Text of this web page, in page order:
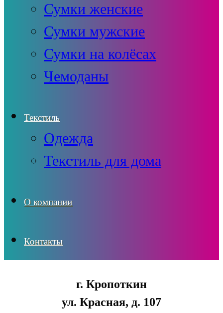
Сумки женские
Сумки мужские
Сумки на колёсах
Чемоданы
Текстиль
Одежда
Текстиль для дома
О компании
Контакты
г. Кропоткин
ул. Красная, д. 107